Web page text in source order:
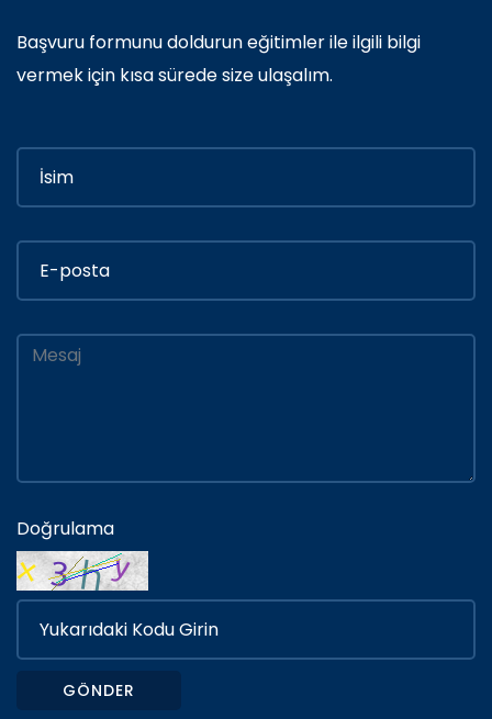
Başvuru formunu doldurun eğitimler ile ilgili bilgi
vermek için kısa sürede size ulaşalım.
Doğrulama
GÖNDER